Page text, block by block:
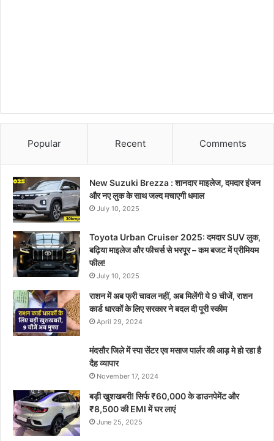
Popular Recent Comments
New Suzuki Brezza : शानदार माइलेज, दमदार इंजन
और नए लुक के साथ जल्द मचाएगी धमाल
July 10, 2025
Toyota Urban Cruiser 2025: दमदार SUV लुक,
बढ़िया माइलेज और फीचर्स से भरपूर – कम बजट में प्रीमियम
फील!
July 10, 2025
राशन में अब फ्री चावल नहीं, अब मिलेंगी ये 9 चीजें, राशन
कार्ड धारकों के लिए सरकार ने बदल दी पूरी स्कीम
April 29, 2024
मंदसौर जिले में स्पा सेंटर एव मसाज पार्लर की आड़ मे हो रहा है
दैह व्यापार
November 17, 2024
बड़ी खुशखबरी! सिर्फ ₹60,000 के डाउनपेमेंट और
₹8,500 की EMI में घर लाएं
June 25, 2025